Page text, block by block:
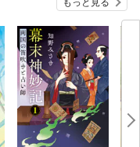
もっと見る